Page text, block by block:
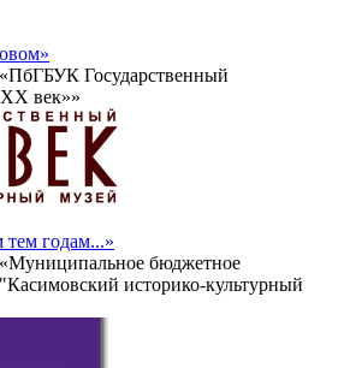
Государственный
век»»
годам...»
бюджетное
историко-культурный